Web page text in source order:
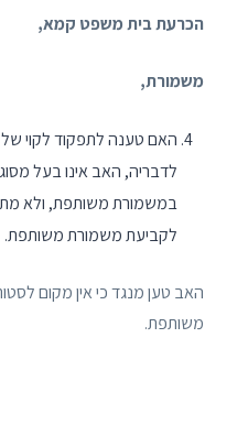
הכרעת בית משפט קמא,
משמורת,
האם טענה לתפקוד לקוי
לדבריה, האב אינו בעל
במשמורת משותפת, ולא
לקביעת משמורת משותפת.
האב טען מנגד כי אין מקום
משותפת.